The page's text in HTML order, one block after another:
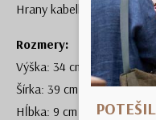
Hrany kabelky sú
Rozmery:
Výška: 34 cm
Šírka: 39 cm
Hĺbka: 9 cm